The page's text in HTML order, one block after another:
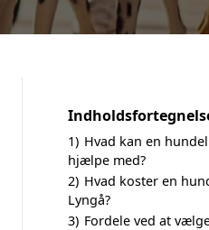
1) Hvad kan en
hjælpe med?
2) Hvad koster en
Lyngå?
3) Fordele ved at